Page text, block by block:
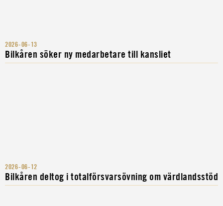
2026-06-13
Bilkåren söker ny medarbetare till kansliet
2026-06-12
Bilkåren deltog i totalförsvarsövning om värdlandsstöd